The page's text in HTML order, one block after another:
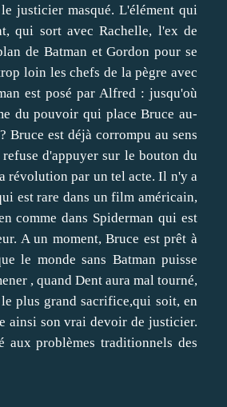
justicier masqué. L'élément qui
qui sort avec Rachelle, l'ex de
de Batman et Gordon pour se
loin les chefs de la pègre avec
est posé par Alfred : jusqu'où
du pouvoir qui place Bruce au-
Bruce est déjà corrompu au sens
d'appuyer sur le bouton du
révolution par un tel acte. Il n'y a
est rare dans un film américain,
comme dans Spiderman qui est
A un moment, Bruce est prêt à
le monde sans Batman puisse
, quand Dent aura mal tourné,
plus grand sacrifice,qui soit, en
ainsi son vrai devoir de justicier.
aux problèmes traditionnels des